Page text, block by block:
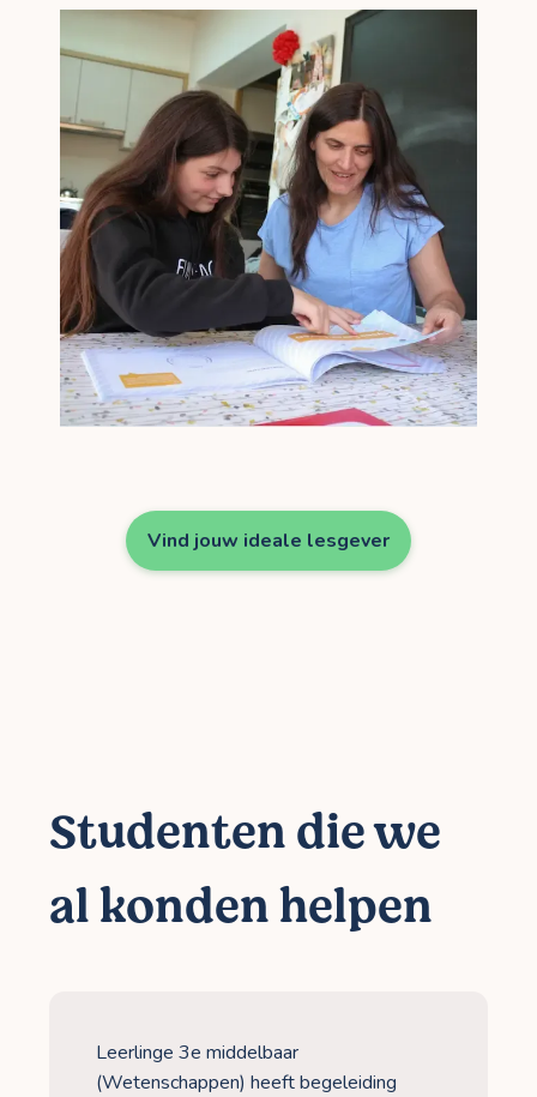
Vind jouw ideale lesgever
Studenten die we
al konden helpen
Leerlinge 3e middelbaar
(Wetenschappen) heeft begeleiding